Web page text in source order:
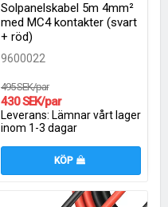
Solpanelskabel 5m 4mm²
med MC4 kontakter (svart
+ röd)
9600022
495 SEK/par
430 SEK/par
Leverans: Lämnar vårt lager
inom 1-3 dagar
KÖP